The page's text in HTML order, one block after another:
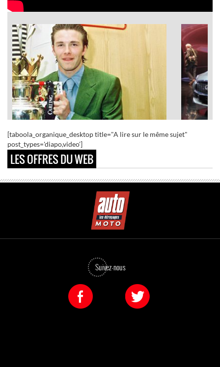
L'avant/après des sportifs
Next
[taboola_organique_desktop title="A lire sur le même sujet"
post_types='diapo,video']
LES OFFRES DU WEB
Suivez-nous